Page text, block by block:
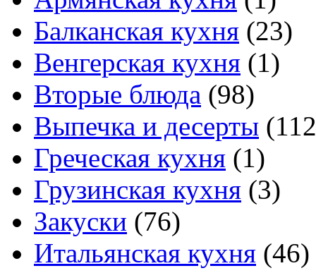
Балканская кухня (23)
Венгерская кухня (1)
Вторые блюда (98)
Выпечка и десерты
Греческая кухня (1)
Грузинская кухня (3)
Закуски (76)
Итальянская кухня (46)